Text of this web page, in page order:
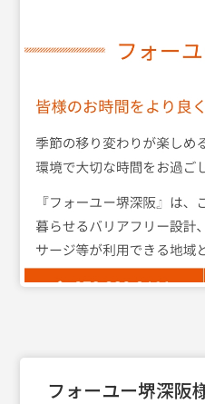
フォーユー堺深阪